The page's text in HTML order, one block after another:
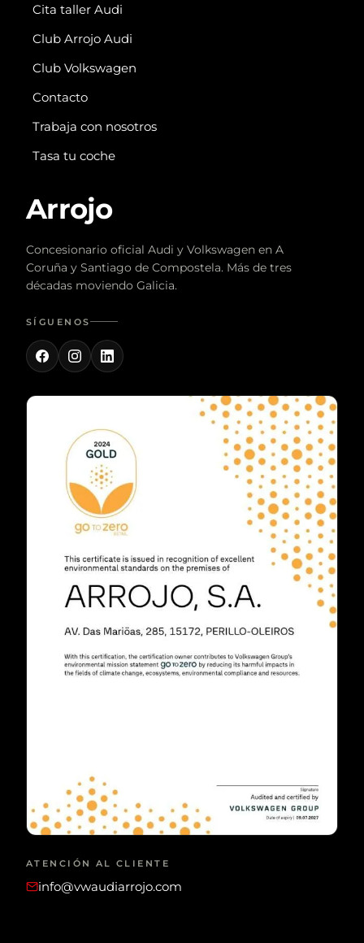
Cita taller Audi
Club Arrojo Audi
Club Volkswagen
Contacto
Trabaja con nosotros
Tasa tu coche
Arrojo
Concesionario oficial Audi y Volkswagen en A
Coruña y Santiago de Compostela. Más de tres
décadas moviendo Galicia.
SÍGUENOS
ATENCIÓN AL CLIENTE
info@vwaudiarrojo.com